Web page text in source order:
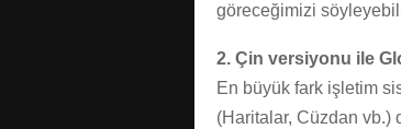
göreceğimizi
2. Çin versiyonu ile
En büyük fark işletim
(Haritalar, Cüzdan vb.)